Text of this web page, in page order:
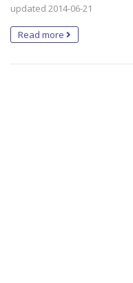
updated 2014-06-21
Read more